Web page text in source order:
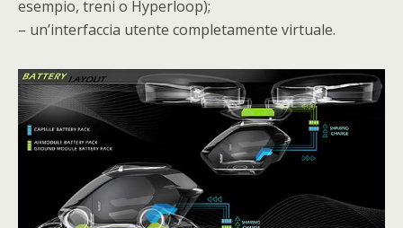
esempio, treni o Hyperloop);
– un’interfaccia utente completamente virtuale.